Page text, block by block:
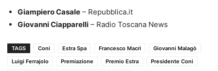
Giampiero Casale – Repubblica.it
Giovanni Ciapparelli – Radio Toscana News
TAGS Coni Estra Spa Francesco Macrì
Giovanni Malagò
Luigi Ferrajolo
Premiazione Premio Estra
Presidente Coni